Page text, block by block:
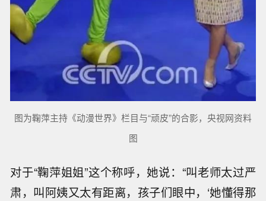
图为鞠萍主持《动漫世界》栏目与“顽皮”的合影，央视网资料
图
对于“鞠萍姐姐”这个称呼，她说：“叫老师太过严
肃，叫阿姨又太有距离，孩子们眼中，‘她懂得那